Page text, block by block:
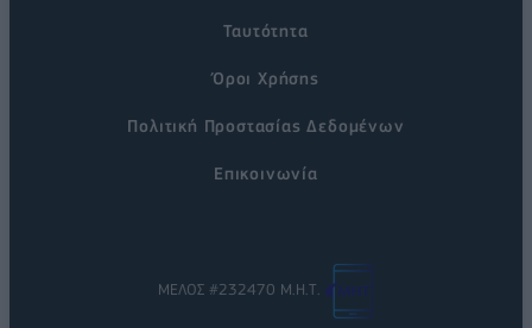
Ταυτότητα
Όροι Χρήσης
Πολιτική Προστασίας Δεδομένων
Επικοινωνία
ΜΕΛΟΣ #232470 Μ.Η.Τ.